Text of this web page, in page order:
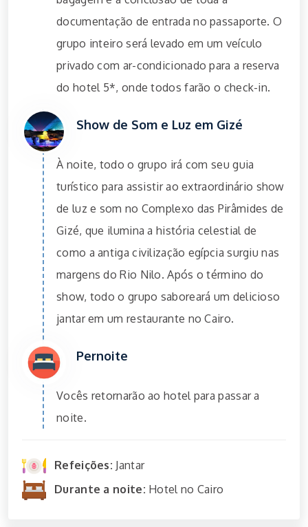
documentação de entrada no passaporte. O
grupo inteiro será levado em um veículo
privado com ar-condicionado para a reserva
do hotel 5*, onde todos farão o check-in.
Show de Som e Luz em Gizé
À noite, todo o grupo irá com seu guia
turístico para assistir ao extraordinário show
de luz e som no Complexo das Pirâmides de
Gizé, que ilumina a história celestial de
como a antiga civilização egípcia surgiu nas
margens do Rio Nilo. Após o término do
show, todo o grupo saboreará um delicioso
jantar em um restaurante no Cairo.
Pernoite
Vocês retornarão ao hotel para passar a
noite.
Refeições: Jantar
Durante a noite: Hotel no Cairo